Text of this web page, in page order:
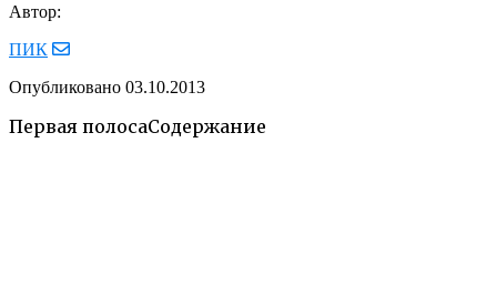
Автор:
ПИК
Опубликовано 03.10.2013
Первая полосаСодержание